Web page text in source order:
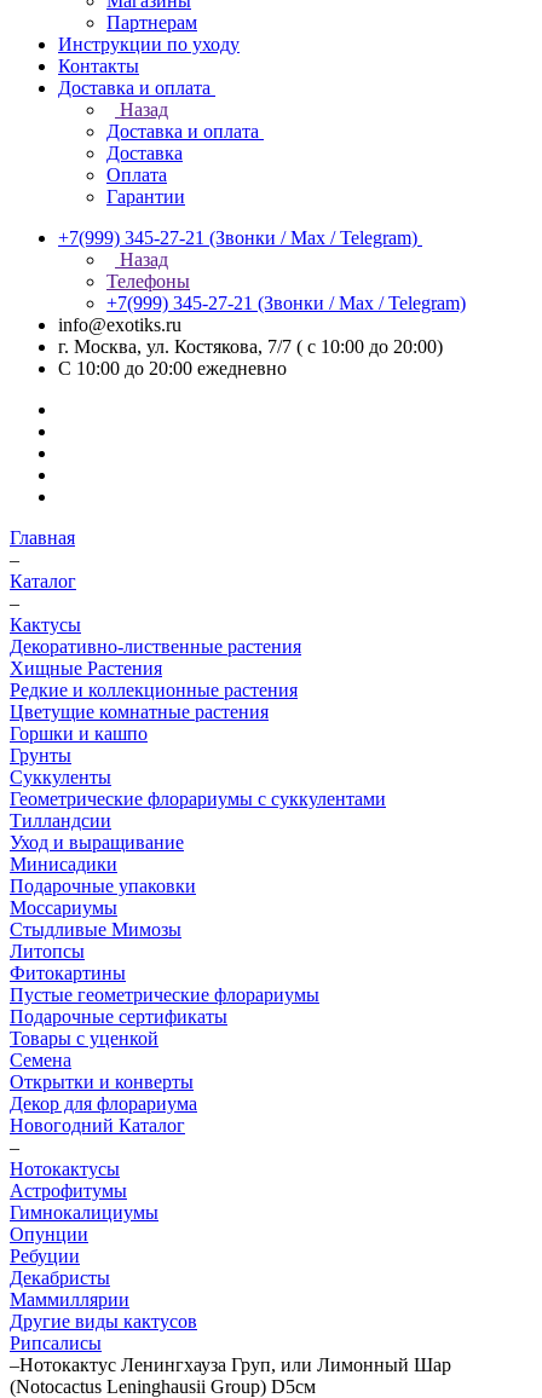
Партнерам
Инструкции по уходу
Контакты
Доставка и оплата
Назад
Доставка и оплата
Доставка
Оплата
Гарантии
+7(999) 345-27-21 (Звонки / Max / Telegram)
Назад
Телефоны
+7(999) 345-27-21 (Звонки / Max / Telegram)
info@exotiks.ru
г. Москва, ул. Костякова, 7/7 ( с 10:00 до 20:00)
С 10:00 до 20:00 ежедневно
Главная
–
Каталог
–
Кактусы
Декоративно-лиственные растения
Хищные Растения
Редкие и коллекционные растения
Цветущие комнатные растения
Горшки и кашпо
Грунты
Суккуленты
Геометрические флорариумы с суккулентами
Тилландсии
Уход и выращивание
Минисадики
Подарочные упаковки
Моссариумы
Стыдливые Мимозы
Литопсы
Фитокартины
Пустые геометрические флорариумы
Подарочные сертификаты
Товары с уценкой
Семена
Открытки и конверты
Декор для флорариума
Новогодний Каталог
–
Нотокактусы
Астрофитумы
Гимнокалициумы
Опунции
Ребуции
Декабристы
Маммиллярии
Другие виды кактусов
Рипсалисы
–Нотокактус Ленингхауза Груп, или Лимонный Шар
(Notocactus Leninghausii Group) D5см